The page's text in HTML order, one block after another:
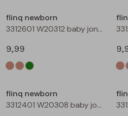
Bermuda's
flinq newborn
3312601 W20312 baby jongens T-shirt lm Taupe
9,99
flinq newborn
3312401 W20308 baby jongens sweater Ecru melee